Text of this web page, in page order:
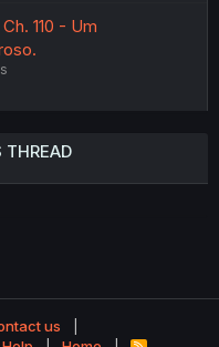
110 - Um
THREAD
us